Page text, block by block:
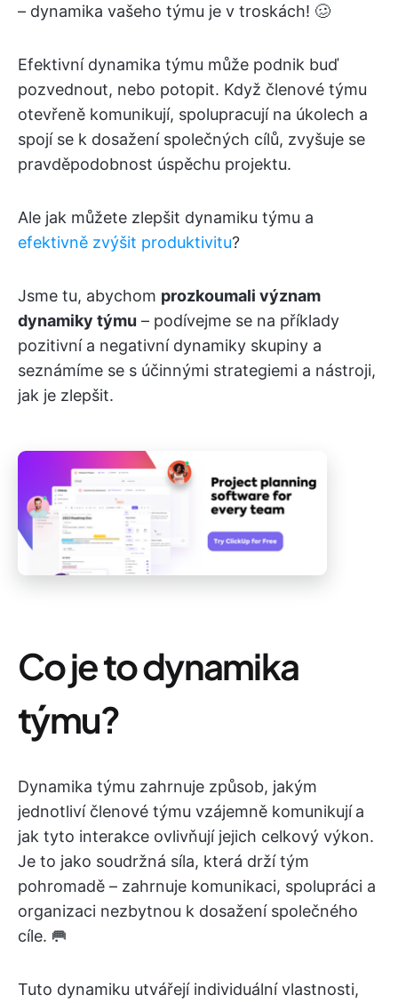
– dynamika vašeho týmu je v troskách! 🥴
Efektivní dynamika týmu může podnik buď
pozvednout, nebo potopit. Když členové týmu
otevřeně komunikují, spolupracují na úkolech a
spojí se k dosažení společných cílů, zvyšuje se
pravděpodobnost úspěchu projektu.
Ale jak můžete zlepšit dynamiku týmu a
efektivně zvýšit produktivitu?
Jsme tu, abychom prozkoumali význam
dynamiky týmu – podívejme se na příklady
pozitivní a negativní dynamiky skupiny a
seznámíme se s účinnými strategiemi a nástroji,
jak je zlepšit.
Co je to dynamika
týmu?
Dynamika týmu zahrnuje způsob, jakým
jednotliví členové týmu vzájemně komunikují a
jak tyto interakce ovlivňují jejich celkový výkon.
Je to jako soudržná síla, která drží tým
pohromadě – zahrnuje komunikaci, spolupráci a
organizaci nezbytnou k dosažení společného
cíle. 🥅
Tuto dynamiku utvářejí individuální vlastnosti,